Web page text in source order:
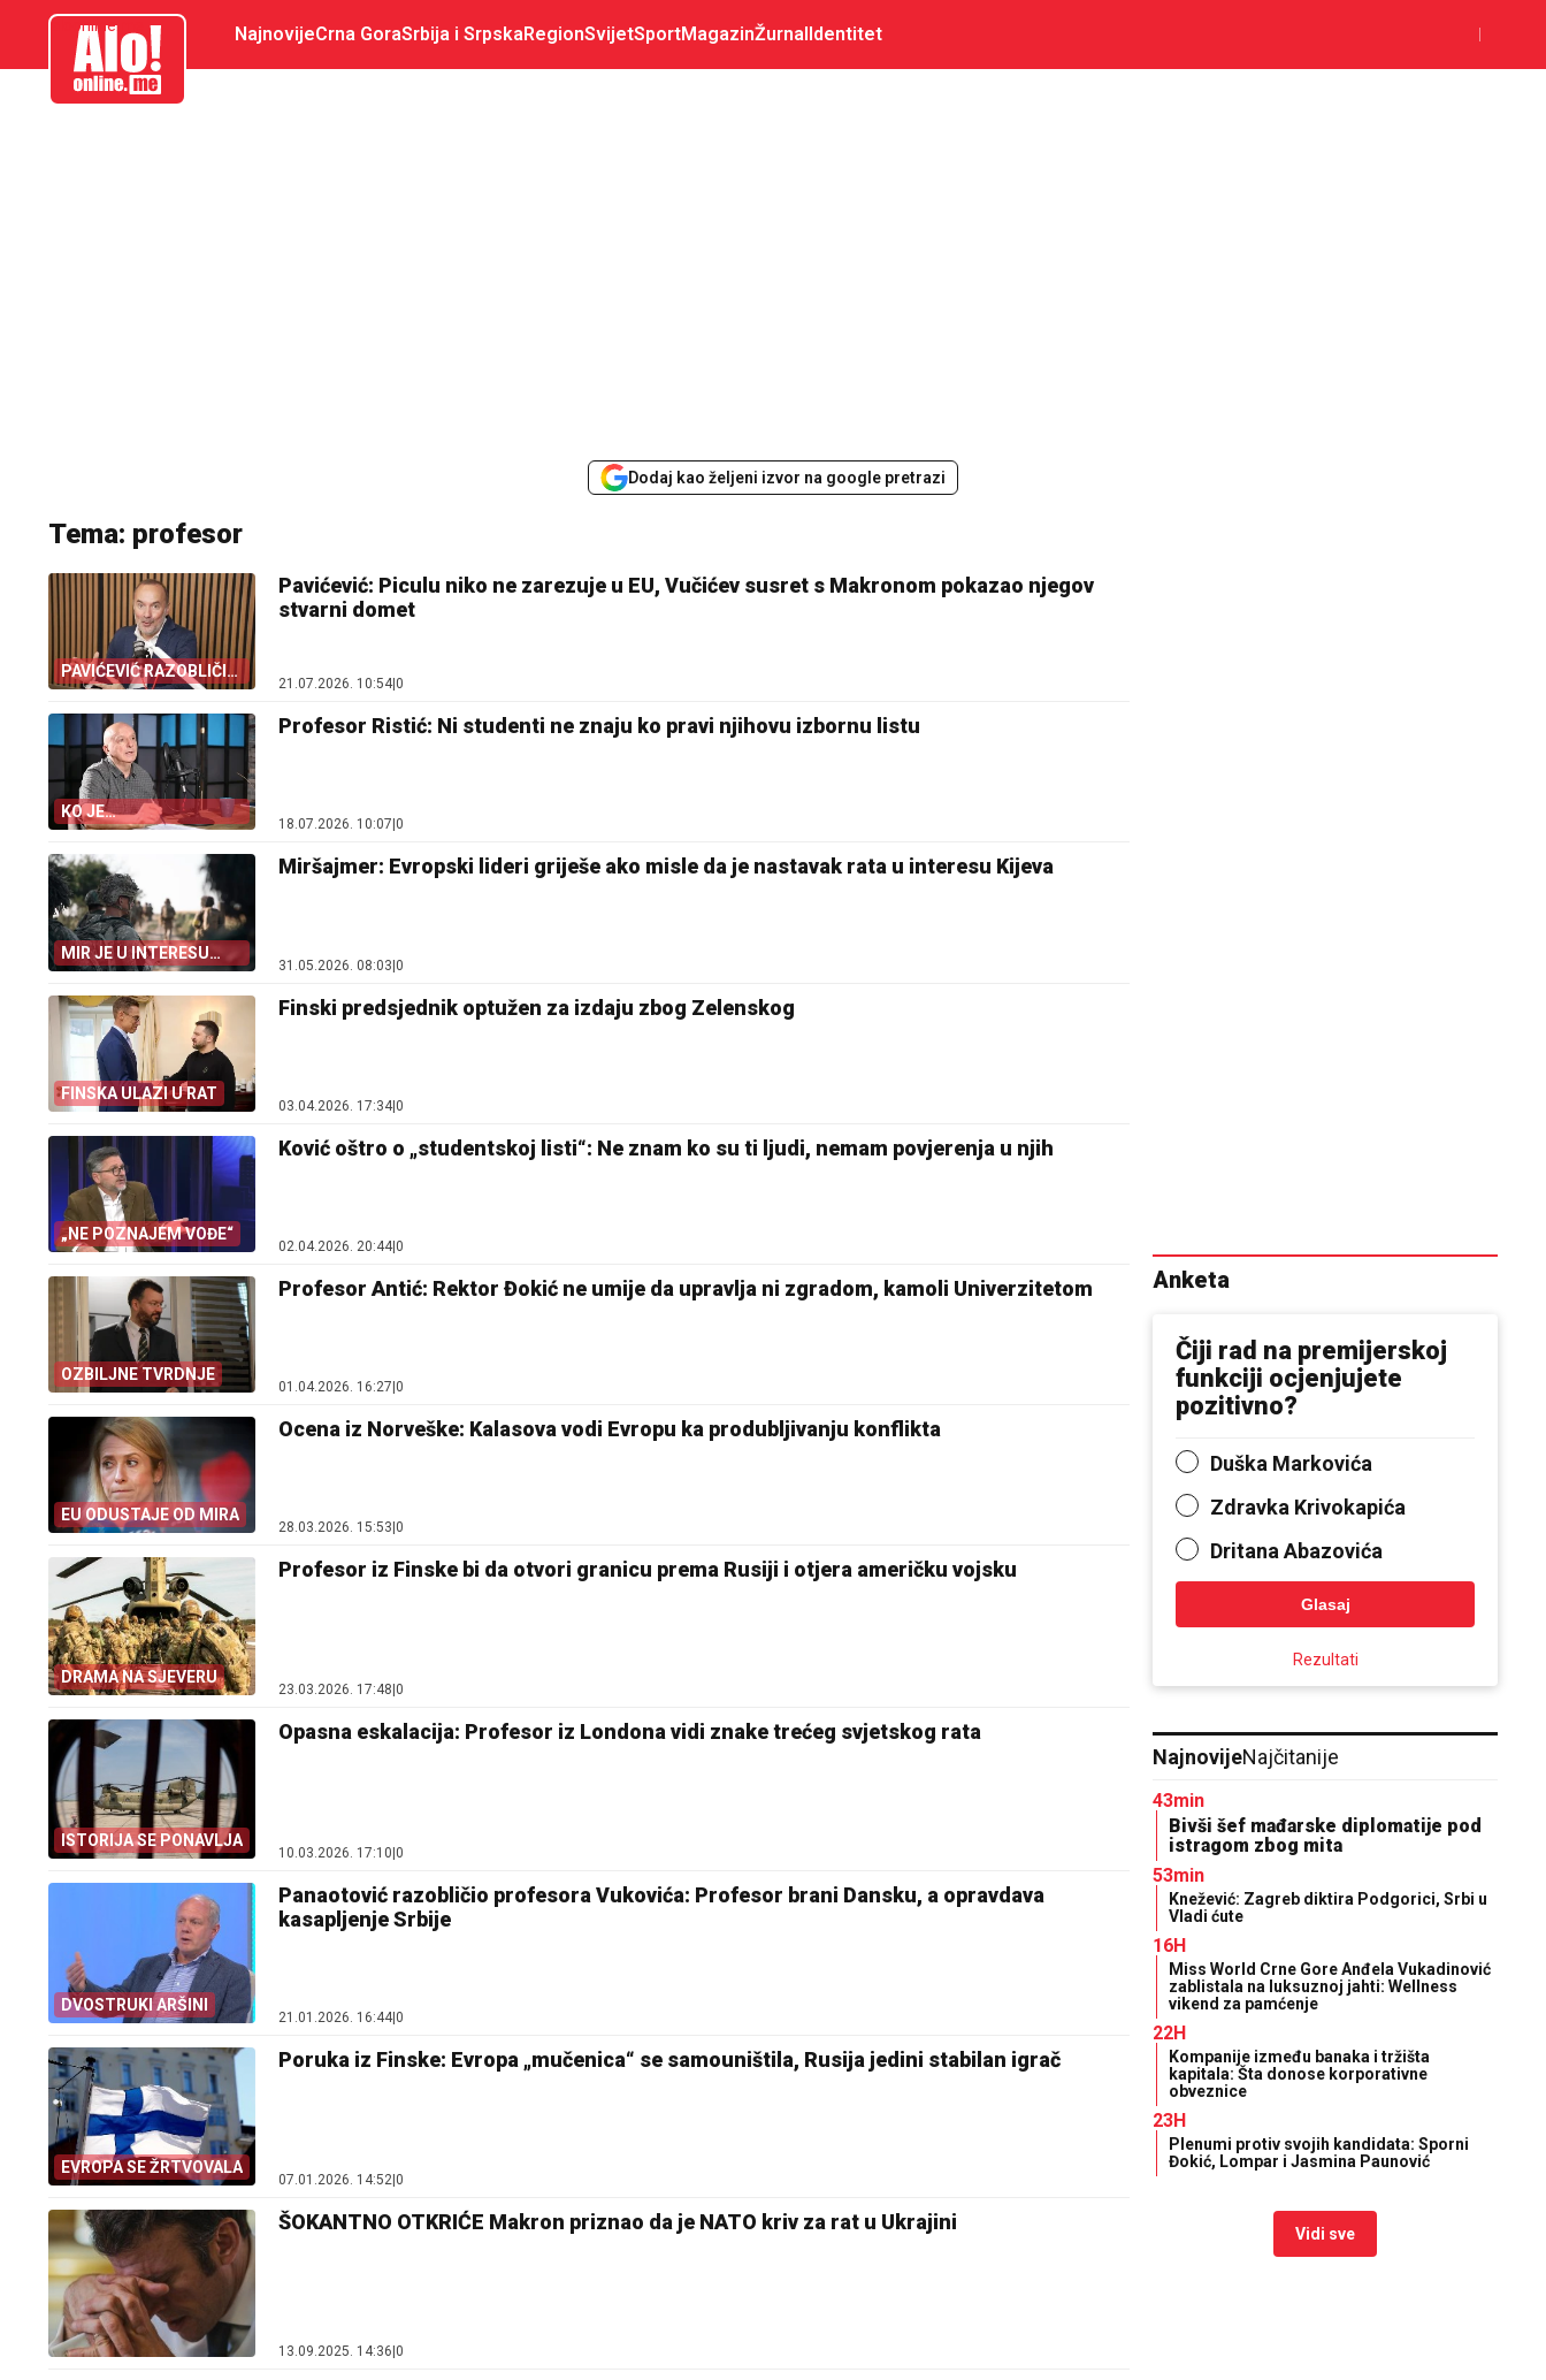
aloonline.me NajnovijeCrna GoraSrbija i SrpskaRegionSvijetSportMagazinŽurnalIdentitet
Dodaj kao željeni izvor na google pretrazi
Tema: profesor
PAVIĆEVIĆ RAZOBLIČIO
PICULU
Pavićević: Piculu niko ne zarezuje u EU, Vučićev susret s Makronom pokazao njegov
stvarni domet
21.07.2026. 10:54 0
KO JE
„MASTERMAJND”
Profesor Ristić: Ni studenti ne znaju ko pravi njihovu izbornu listu
18.07.2026. 10:07 0
MIR JE U INTERESU
KIJEVA
Miršajmer: Evropski lideri griješe ako misle da je nastavak rata u interesu Kijeva
31.05.2026. 08:03|0
FINSKA ULAZI U RAT
Finski predsjednik optužen za izdaju zbog Zelenskog
03.04.2026. 17:34|0
„NE POZNAJEM VOĐE“
Ković oštro o „studentskoj listi“: Ne znam ko su ti ljudi, nemam povjerenja u njih
02.04.2026. 20:44|0
OZBILJNE TVRDNJE
Profesor Antić: Rektor Đokić ne umije da upravlja ni zgradom, kamoli Univerzitetom
01.04.2026. 16:27 0
EU ODUSTAJE OD MIRA
Ocena iz Norveške: Kalasova vodi Evropu ka produbljivanju konflikta
28.03.2026. 15:53 0
DRAMA NA SJEVERU
Profesor iz Finske bi da otvori granicu prema Rusiji i otjera američku vojsku
23.03.2026. 17:48 0
ISTORIJA SE PONAVLJA
Opasna eskalacija: Profesor iz Londona vidi znake trećeg svjetskog rata
10.03.2026. 17:10|0
DVOSTRUKI ARŠINI
Panaotović razobličio profesora Vukovića: Profesor brani Dansku, a opravdava
kasapljenje Srbije
21.01.2026. 16:44 0
EVROPA SE ŽRTVOVALA
Poruka iz Finske: Evropa „mučenica“ se samouništila, Rusija jedini stabilan igrač
07.01.2026. 14:52 0
ŠOKANTNO OTKRIĆE Makron priznao da je NATO kriv za rat u Ukrajini
13.09.2025. 14:36 0
Anketa
Čiji rad na premijerskoj
funkciji ocjenjujete
pozitivno?
Duška Markovića
Zdravka Krivokapića
Dritana Abazovića
Glasaj
Rezultati
NajnovijeNajčitanije
43min
Bivši šef mađarske diplomatije pod
istragom zbog mita
53min
Knežević: Zagreb diktira Podgorici, Srbi u
Vladi ćute
16H
Miss World Crne Gore Anđela Vukadinović
zablistala na luksuznoj jahti: Wellness
vikend za pamćenje
22H
Kompanije između banaka i tržišta
kapitala: Šta donose korporativne
obveznice
23H
Plenumi protiv svojih kandidata: Sporni
Đokić, Lompar i Jasmina Paunović
Vidi sve